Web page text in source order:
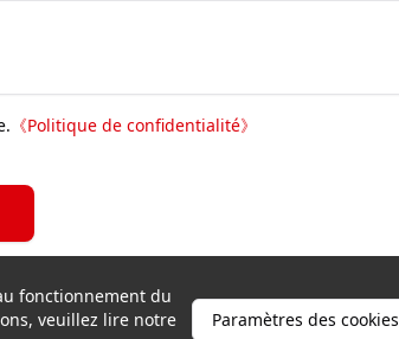
《Politique de confidentialité》
fonctionnement du
veuillez lire notre
Paramètres des cookies